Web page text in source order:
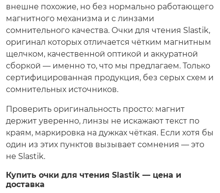
внешне похожие, но без нормально работающего
магнитного механизма и с линзами
сомнительного качества. Очки для чтения Slastik,
оригинал которых отличается чётким магнитным
щелчком, качественной оптикой и аккуратной
сборкой — именно то, что мы предлагаем. Только
сертифицированная продукция, без серых схем и
сомнительных источников.
Проверить оригинальность просто: магнит
держит уверенно, линзы не искажают текст по
краям, маркировка на дужках чёткая. Если хотя бы
один из этих пунктов вызывает сомнения — это
не Slastik.
Купить очки для чтения Slastik — цена и
доставка